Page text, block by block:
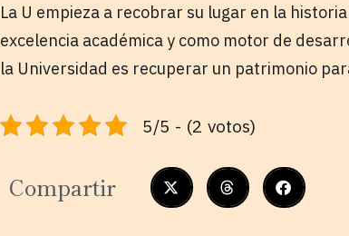
La U empieza a recobrar su lugar en la
excelencia académica y como motor de
la Universidad es recuperar un patrimonio
5/5 - (2 votos)
Compartir